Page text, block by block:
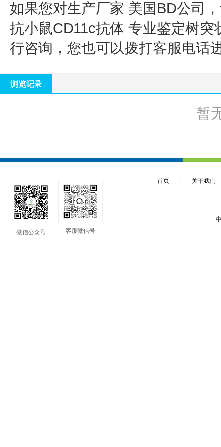
如果您对生产厂家 美国BD公司
抗小鼠CD11c抗体 专业鉴定树突
行咨询，您也可以拨打客服电话
浏览记录
暂
首页 关于我们
微信公众号
客服微信号